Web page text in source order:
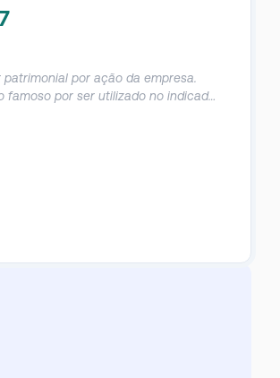
patrimonial por ação da empresa.
famoso por ser utilizado no indicador